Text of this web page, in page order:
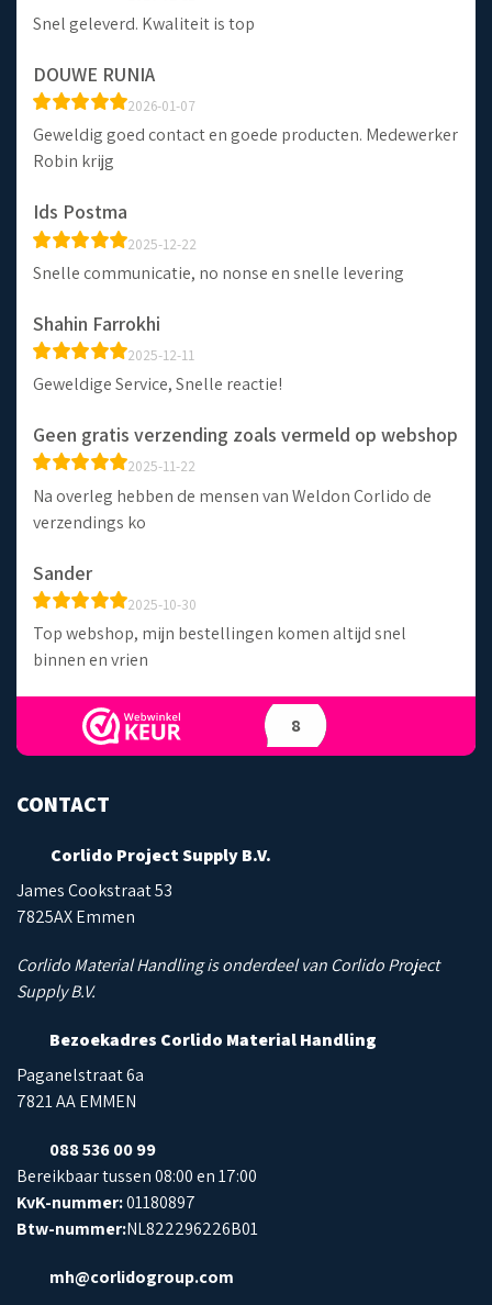
Snel geleverd. Kwaliteit is top
DOUWE RUNIA
2026-01-07
Geweldig goed contact en goede producten. Medewerker
Robin krijg
Ids Postma
2025-12-22
Snelle communicatie, no nonse en snelle levering
Shahin Farrokhi
2025-12-11
Geweldige Service, Snelle reactie!
Geen gratis verzending zoals vermeld op webshop
2025-11-22
Na overleg hebben de mensen van Weldon Corlido de
verzendings ko
Sander
2025-10-30
Top webshop, mijn bestellingen komen altijd snel
binnen en vrien
8
CONTACT
Corlido Project Supply B.V.
James Cookstraat 53
7825AX Emmen
Corlido Material Handling is onderdeel van Corlido Project
Supply B.V.
Bezoekadres Corlido Material Handling
Paganelstraat 6a
7821 AA EMMEN
088 536 00 99
Bereikbaar tussen 08:00 en 17:00
KvK-nummer:01180897
Btw-nummer:NL822296226B01
mh@corlidogroup.com